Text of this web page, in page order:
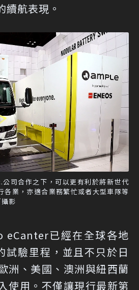
續航表現。
司合作之下，可以更有利於將新世代
業，亦適合業務繁忙或者大型車隊等
影
eCanter已經在全球各地
試驗里程，並且不只於日
洲、美國、澳洲與紐西蘭
使用。不僅讓現行最新第